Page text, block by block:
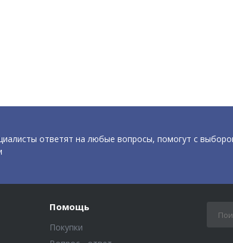
ответят на любые вопросы, помогут с
Помощь
Покупки